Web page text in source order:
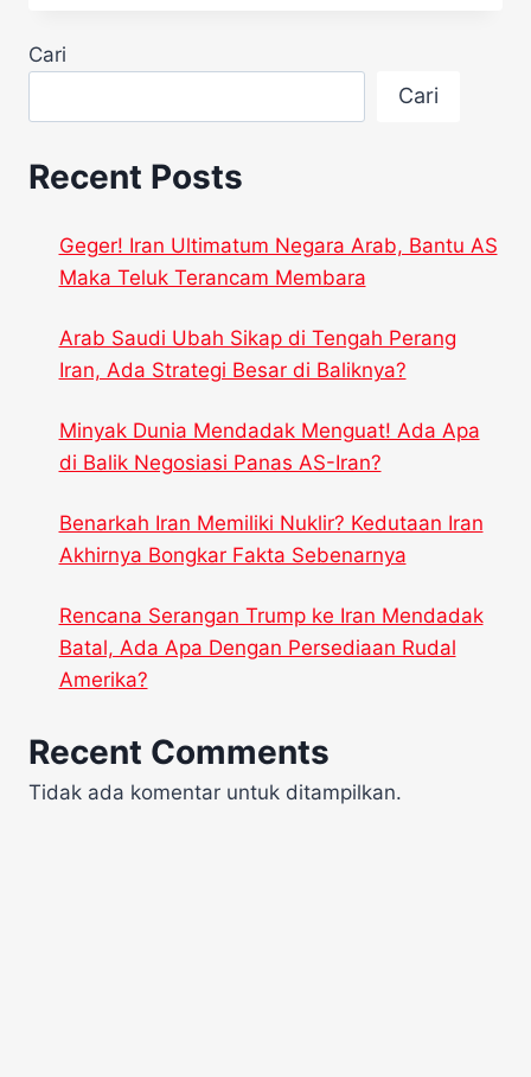
RAKYAT
Cari
Cari
Recent Posts
Geger! Iran Ultimatum Negara Arab, Bantu AS
Maka Teluk Terancam Membara
Arab Saudi Ubah Sikap di Tengah Perang
Iran, Ada Strategi Besar di Baliknya?
Minyak Dunia Mendadak Menguat! Ada Apa
di Balik Negosiasi Panas AS-Iran?
Benarkah Iran Memiliki Nuklir? Kedutaan Iran
Akhirnya Bongkar Fakta Sebenarnya
Rencana Serangan Trump ke Iran Mendadak
Batal, Ada Apa Dengan Persediaan Rudal
Amerika?
Recent Comments
Tidak ada komentar untuk ditampilkan.